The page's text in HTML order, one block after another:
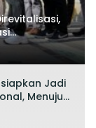
Jadi
Menuju